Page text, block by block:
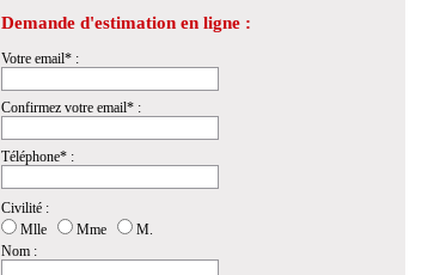
Demande d'estimation en ligne :
Votre email* :
Confirmez votre email* :
Téléphone* :
Civilité :
Mlle
Mme
M.
Nom :